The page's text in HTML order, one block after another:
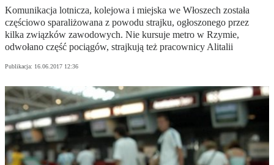
Komunikacja lotnicza, kolejowa i miejska we Włoszech została
częściowo sparaliżowana z powodu strajku, ogłoszonego przez
kilka związków zawodowych. Nie kursuje metro w Rzymie,
odwołano część pociągów, strajkują też pracownicy Alitalii
Publikacja: 16.06.2017 12:36